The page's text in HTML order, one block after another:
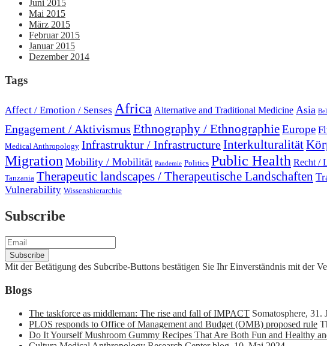
Juni 2015
Mai 2015
März 2015
Februar 2015
Januar 2015
Dezember 2014
Tags
Affect / Emotion / Senses Africa Alternative and Traditional Medicine Asia
Engagement / Aktivismus Ethnography / EthnographieEurope
Medical Anthropology Infrastruktur / InfrastructureInterkulturalität
Migration Mobility / Mobilität Pandemie Politics Public Health Recht /
Tanzania Therapeutic landscapes / Therapeutische Landschaften
Vulnerability Wissenshierarchie
Subscribe
Mit der Betätigung des Subcribe-Buttons bestätigen Sie Ihr Einverständnis mit der
Blogs
The taskforce as middleman: The rise and fall of IMPACT Somatosphere, 31.
PLOS responds to Office of Management and Budget (OMB) proposed rule
Do It Yourself Mushroom Gummy Recipes That Are Both Fun and Healthy